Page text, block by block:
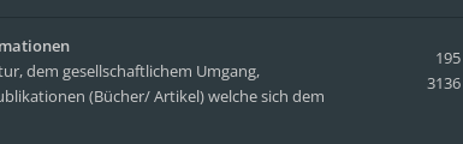
dem gesellschaftlichem Umgang,
(Bücher/ Artikel) welche sich dem
195
3136